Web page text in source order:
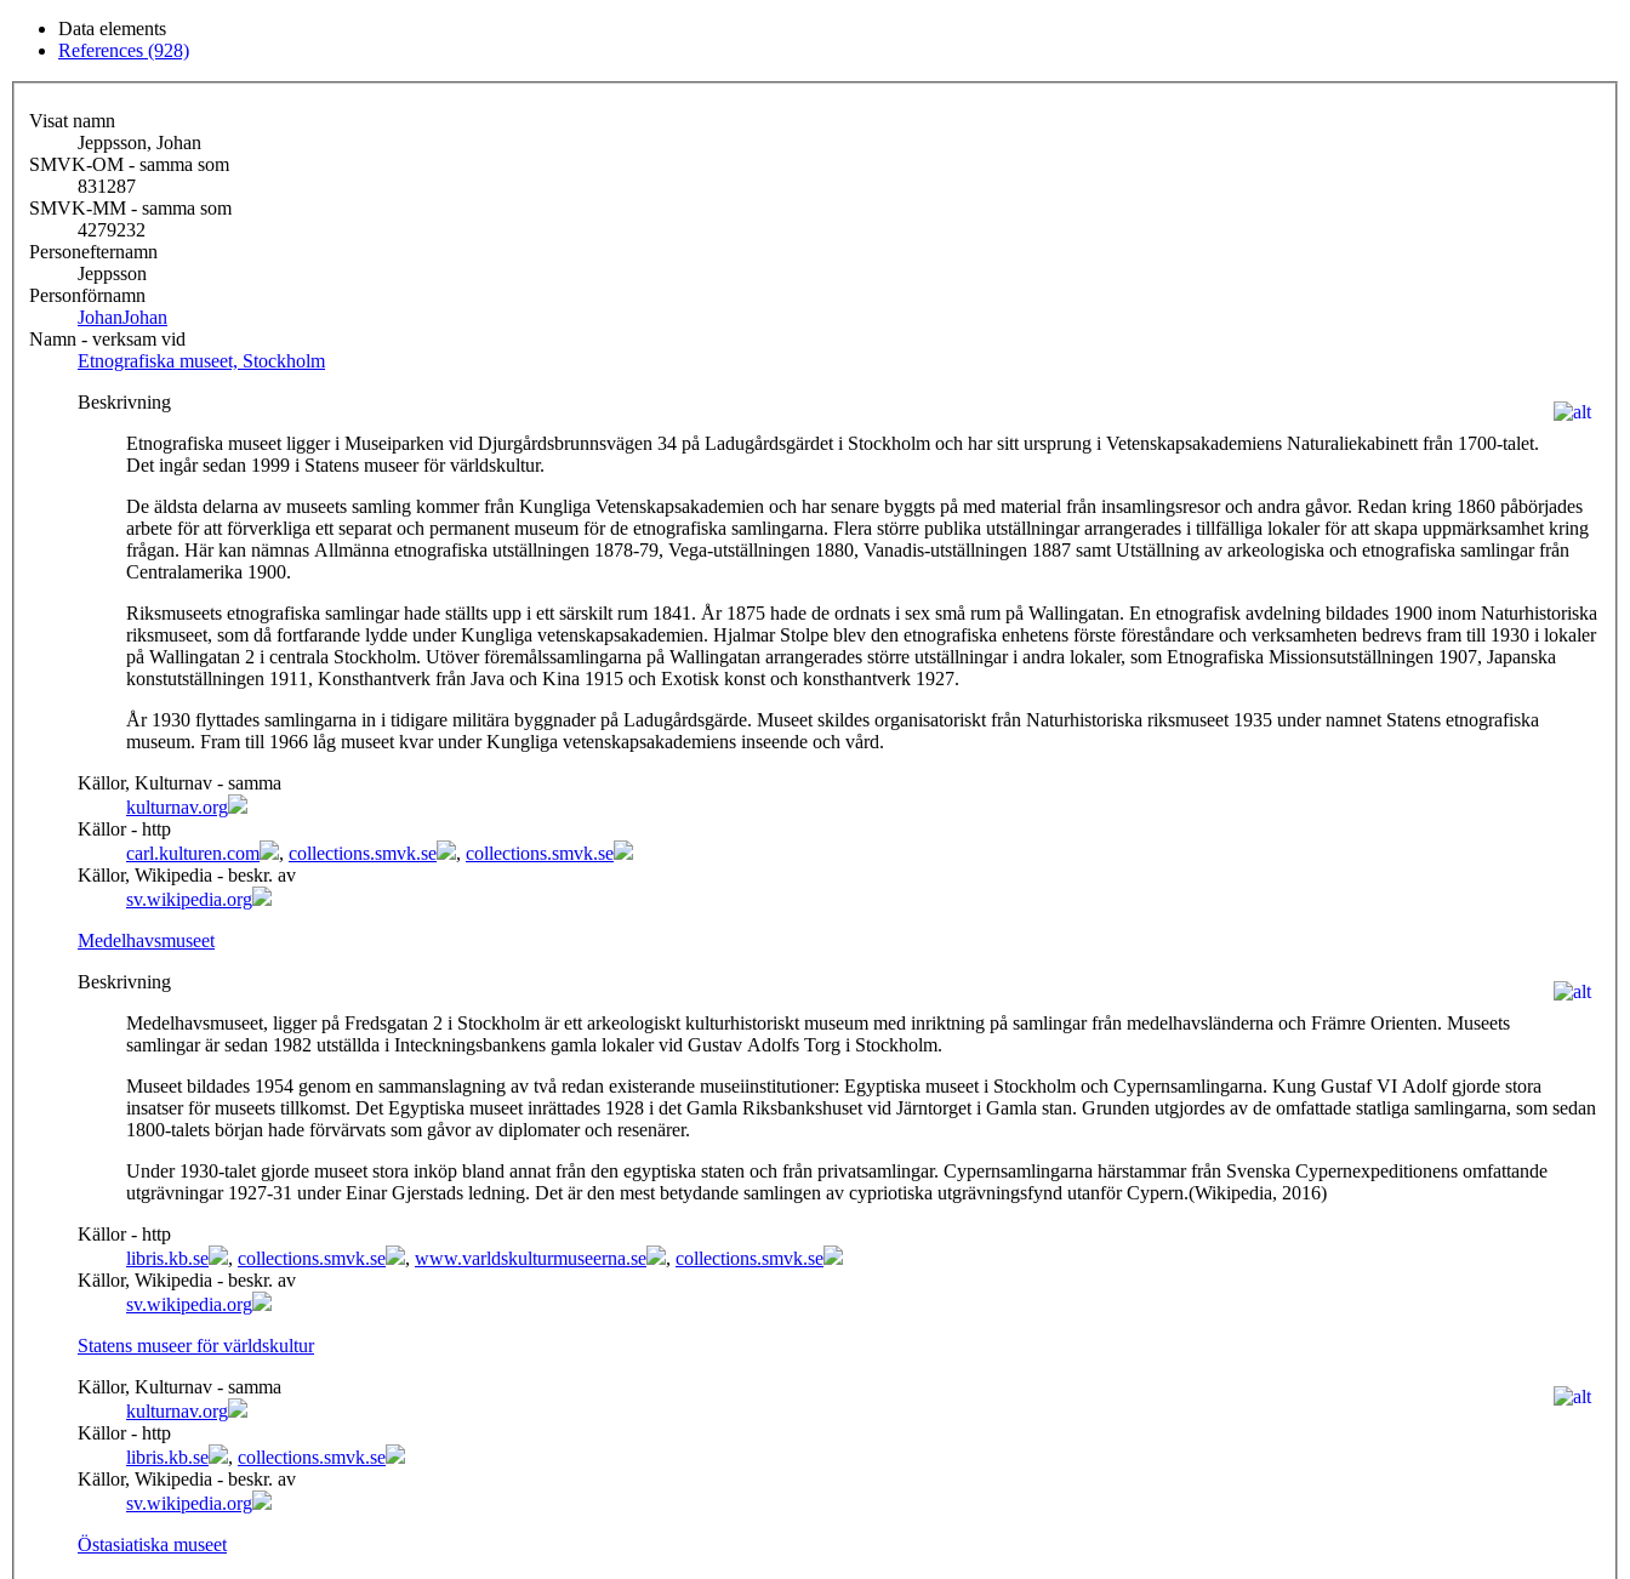
Data elements
References (928)
Visat namn
Jeppsson, Johan
SMVK-OM - samma som
831287
SMVK-MM - samma som
4279232
Personefternamn
Jeppsson
Personförnamn
JohanJohan
Namn - verksam vid
Etnografiska museet, Stockholm
Beskrivning
Etnografiska museet ligger i Museiparken vid Djurgårdsbrunnsvägen 34 på Ladugårdsgärdet i Stockholm och har sitt ursprung i Vetenskapsakademiens Naturaliekabinett från 1700-talet.
Det ingår sedan 1999 i Statens museer för världskultur.
De äldsta delarna av museets samling kommer från Kungliga Vetenskapsakademien och har senare byggts på med material från insamlingsresor och andra gåvor. Redan kring 1860 påbörjades
arbete för att förverkliga ett separat och permanent museum för de etnografiska samlingarna. Flera större publika utställningar arrangerades i tillfälliga lokaler för att skapa uppmärksamhet kring
frågan. Här kan nämnas Allmänna etnografiska utställningen 1878-79, Vega-utställningen 1880, Vanadis-utställningen 1887 samt Utställning av arkeologiska och etnografiska samlingar från
Centralamerika 1900.
Riksmuseets etnografiska samlingar hade ställts upp i ett särskilt rum 1841. År 1875 hade de ordnats i sex små rum på Wallingatan. En etnografisk avdelning bildades 1900 inom Naturhistoriska
riksmuseet, som då fortfarande lydde under Kungliga vetenskapsakademien. Hjalmar Stolpe blev den etnografiska enhetens förste föreståndare och verksamheten bedrevs fram till 1930 i lokaler
på Wallingatan 2 i centrala Stockholm. Utöver föremålssamlingarna på Wallingatan arrangerades större utställningar i andra lokaler, som Etnografiska Missionsutställningen 1907, Japanska
konstutställningen 1911, Konsthantverk från Java och Kina 1915 och Exotisk konst och konsthantverk 1927.
År 1930 flyttades samlingarna in i tidigare militära byggnader på Ladugårdsgärde. Museet skildes organisatoriskt från Naturhistoriska riksmuseet 1935 under namnet Statens etnografiska
museum. Fram till 1966 låg museet kvar under Kungliga vetenskapsakademiens inseende och vård.
Källor, Kulturnav - samma
kulturnav.org
Källor - http
carl.kulturen.com
, collections.smvk.se , collections.smvk.se
Källor, Wikipedia - beskr. av
sv.wikipedia.org
Medelhavsmuseet
Beskrivning
Medelhavsmuseet, ligger på Fredsgatan 2 i Stockholm är ett arkeologiskt kulturhistoriskt museum med inriktning på samlingar från medelhavsländerna och Främre Orienten. Museets
samlingar är sedan 1982 utställda i Inteckningsbankens gamla lokaler vid Gustav Adolfs Torg i Stockholm.
Museet bildades 1954 genom en sammanslagning av två redan existerande museiinstitutioner: Egyptiska museet i Stockholm och Cypernsamlingarna. Kung Gustaf VI Adolf gjorde stora
insatser för museets tillkomst. Det Egyptiska museet inrättades 1928 i det Gamla Riksbankshuset vid Järntorget i Gamla stan. Grunden utgjordes av de omfattade statliga samlingarna, som sedan
1800-talets början hade förvärvats som gåvor av diplomater och resenärer.
Under 1930-talet gjorde museet stora inköp bland annat från den egyptiska staten och från privatsamlingar. Cypernsamlingarna härstammar från Svenska Cypernexpeditionens omfattande
utgrävningar 1927-31 under Einar Gjerstads ledning. Det är den mest betydande samlingen av cypriotiska utgrävningsfynd utanför Cypern.(Wikipedia, 2016)
Källor - http
libris.kb.se
, collections.smvk.se , www.varldskulturmuseerna.se , collections.smvk.se
Källor, Wikipedia - beskr. av
sv.wikipedia.org
Statens museer för världskultur
Källor, Kulturnav - samma
kulturnav.org
Källor - http
libris.kb.se
, collections.smvk.se
Källor, Wikipedia - beskr. av
sv.wikipedia.org
Östasiatiska museet